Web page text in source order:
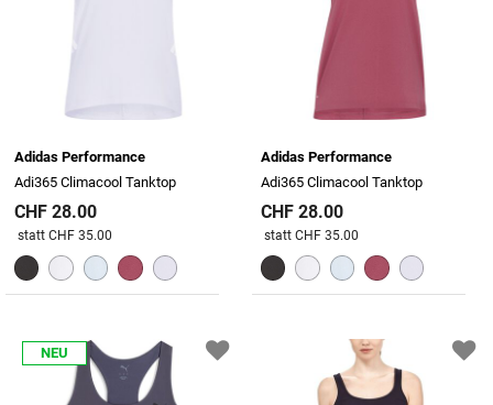
Adidas Performance
Adi365 Climacool Tanktop
CHF 28.00
Preis reduziert von
statt CHF 35.00
Adidas Performance
Adi365 Climacool Tanktop
CHF 28.00
Preis reduziert von
statt CHF 35.00
NEU